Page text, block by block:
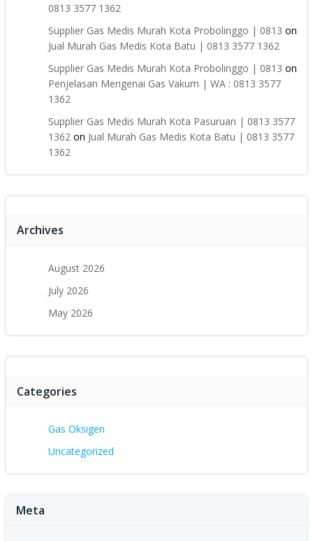
0813 3577 1362
Supplier Gas Medis Murah Kota Probolinggo | 0813 on
Jual Murah Gas Medis Kota Batu | 0813 3577 1362
Supplier Gas Medis Murah Kota Probolinggo | 0813 on
Penjelasan Mengenai Gas Vakum | WA : 0813 3577
1362
Supplier Gas Medis Murah Kota Pasuruan | 0813 3577
1362 on Jual Murah Gas Medis Kota Batu | 0813 3577
1362
Archives
August 2026
July 2026
May 2026
Categories
Gas Oksigen
Uncategorized
Meta